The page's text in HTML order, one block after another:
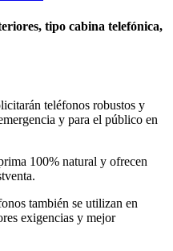
tipo cabina telefónica,
teléfonos robustos y
y para el público en
100% natural y ofrecen
también se utilizan en
exigencias y mejor